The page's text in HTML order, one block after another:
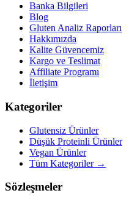
Banka Bilgileri
Blog
Gluten Analiz Raporları
Hakkımızda
Kalite Güvencemiz
Kargo ve Teslimat
Affiliate Programı
İletişim
Kategoriler
Glutensiz Ürünler
Düşük Proteinli Ürünler
Vegan Ürünler
Tüm Kategoriler →
Sözleşmeler